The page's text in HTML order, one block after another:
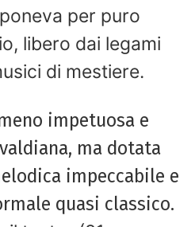
per puro
libero dai legami
di mestiere.
impetuosa e
ma dotata
impeccabile e
quasi classico.